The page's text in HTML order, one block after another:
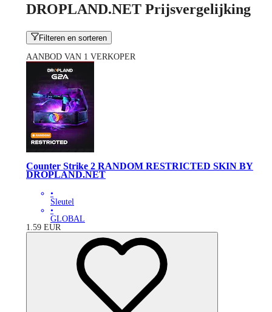
DROPLAND.NET Prijsvergelijking
Filteren en sorteren
AANBOD VAN 1 VERKOPER
Counter Strike 2 RANDOM RESTRICTED SKIN BY
DROPLAND.NET
•
Sleutel
•
GLOBAL
1.59 EUR